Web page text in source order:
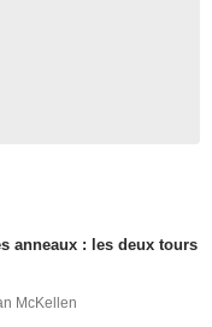
anneaux : les deux tours
McKellen